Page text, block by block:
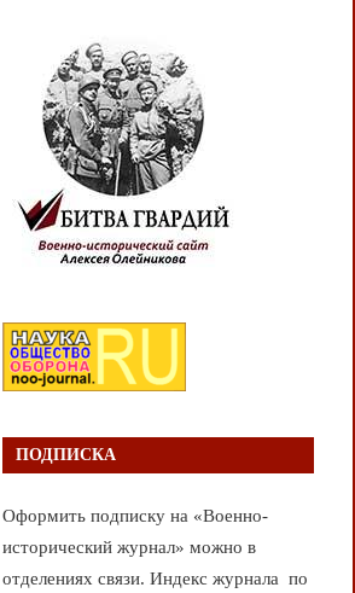
ПОДПИСКА
Оформить подписку на «Военно-
исторический журнал» можно в
отделениях связи. Индекс журнала по